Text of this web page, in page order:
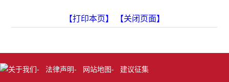
【打印本页】 【关闭页面】
关于我们- 法律声明- 网站地图- 建议征集